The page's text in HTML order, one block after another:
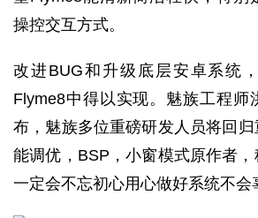
操控交互方式。
改进BUG和升级底层安卓系统
Flyme8中得以实现。魅族工程师
布，魅族多位重磅研发人员将回
能调优，BSP，小窗模式原作者
一定会不忘初心用心做好系统不会